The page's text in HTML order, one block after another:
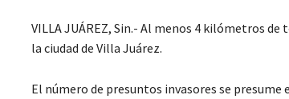
VILLA JUÁREZ, Sin.- Al menos 4 kilómetros
la ciudad de Villa Juárez.
El número de presuntos invasores se presume